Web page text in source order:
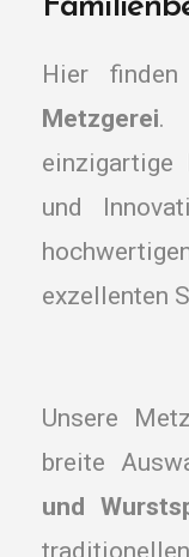
Hier
Metzgerei.
einzigartige
und
exzellenten
Unsere
breite
und